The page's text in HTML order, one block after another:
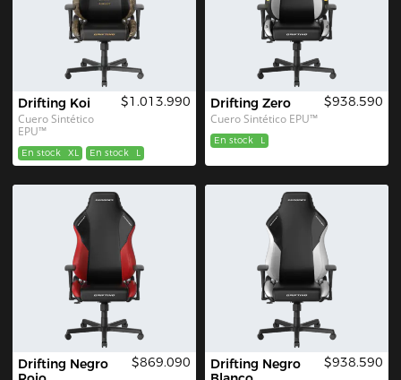
Drifting Koi
Cuero Sintético
EPU™
$1.013.990
En stock XL En stock L
Drifting Zero
Cuero Sintético EPU™
$938.590
En stock L
Drifting Negro
$869.090
Drifting Negro
$938.590